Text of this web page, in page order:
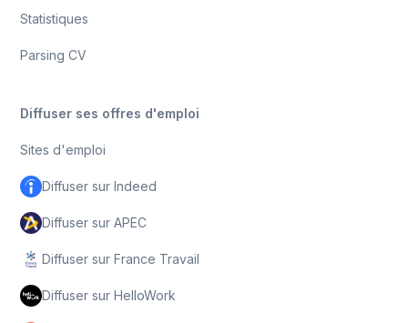
Statistiques
Parsing CV
Diffuser ses offres d'emploi
Sites d'emploi
Diffuser sur Indeed
Diffuser sur APEC
Diffuser sur France Travail
Diffuser sur HelloWork